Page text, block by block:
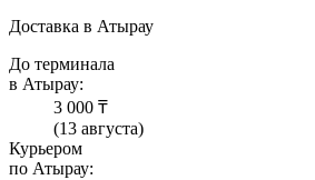
Доставка в Атырау
До терминала
в Атырау:
3 000 ₸
(13 августа)
Курьером
по Атырау: